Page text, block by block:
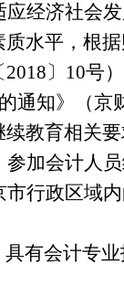
应经济社会
质水平，根
2018 〕 10号
的通知》（京
教育相关要
参加会计人
市行政区域
具有会计专